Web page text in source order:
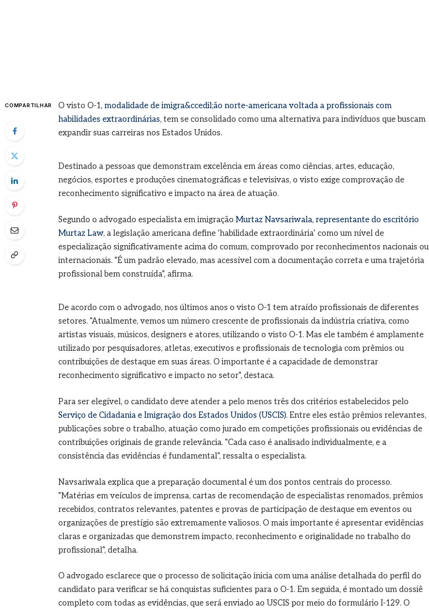
COMPARTILHAR O visto O-1, modalidade de imigra&ccedil;ão norte-americana voltada a profissionais com
habilidades extraordinárias, tem se consolidado como uma alternativa para indivíduos que buscam
expandir suas carreiras nos Estados Unidos.
Destinado a pessoas que demonstram excelência em áreas como ciências, artes, educação,
negócios, esportes e produções cinematográficas e televisivas, o visto exige comprovação de
reconhecimento significativo e impacto na área de atuação.
Segundo o advogado especialista em imigração Murtaz Navsariwala, representante do escritório
Murtaz Law, a legislação americana define ‘habilidade extraordinária’ como um nível de
especialização significativamente acima do comum, comprovado por reconhecimentos nacionais ou
internacionais. "É um padrão elevado, mas acessível com a documentação correta e uma trajetória
profissional bem construída", afirma.
De acordo com o advogado, nos últimos anos o visto O-1 tem atraído profissionais de diferentes
setores. "Atualmente, vemos um número crescente de profissionais da indústria criativa, como
artistas visuais, músicos, designers e atores, utilizando o visto O-1. Mas ele também é amplamente
utilizado por pesquisadores, atletas, executivos e profissionais de tecnologia com prêmios ou
contribuições de destaque em suas áreas. O importante é a capacidade de demonstrar
reconhecimento significativo e impacto no setor", destaca.
Para ser elegível, o candidato deve atender a pelo menos três dos critérios estabelecidos pelo
Serviço de Cidadania e Imigração dos Estados Unidos (USCIS). Entre eles estão prêmios relevantes,
publicações sobre o trabalho, atuação como jurado em competições profissionais ou evidências de
contribuições originais de grande relevância. "Cada caso é analisado individualmente, e a
consistência das evidências é fundamental", ressalta o especialista.
Navsariwala explica que a preparação documental é um dos pontos centrais do processo.
"Matérias em veículos de imprensa, cartas de recomendação de especialistas renomados, prêmios
recebidos, contratos relevantes, patentes e provas de participação de destaque em eventos ou
organizações de prestígio são extremamente valiosos. O mais importante é apresentar evidências
claras e organizadas que demonstrem impacto, reconhecimento e originalidade no trabalho do
profissional", detalha.
O advogado esclarece que o processo de solicitação inicia com uma análise detalhada do perfil do
candidato para verificar se há conquistas suficientes para o O-1. Em seguida, é montado um dossiê
completo com todas as evidências, que será enviado ao USCIS por meio do formulário I-129. O